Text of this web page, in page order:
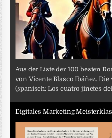
Aus der Liste der 100 besten
von Vicente Blasco Ibáñez.
(spanisch: Los cuatro jinetes
Digitales Marketing